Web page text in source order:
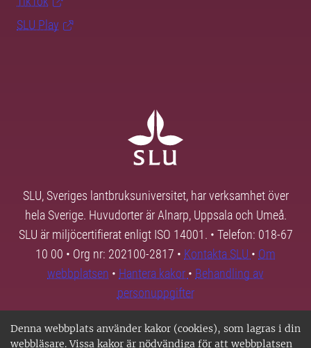
Denna webbplats använder kakor (cookies), som lagras i din
webbläsare. Vissa kakor är nödvändiga för att webbplatsen
SLU Play
SLU, Sveriges lantbruksuniversitet, har verksamhet över
hela Sverige. Huvudorter är Alnarp, Uppsala och Umeå.
SLU är miljöcertifierat enligt ISO 14001. • Telefon: 018-67
10 00 • Org nr: 202100-2817 • Kontakta SLU • Om
webbplatsen • Hantera kakor • Behandling av
personuppgifter